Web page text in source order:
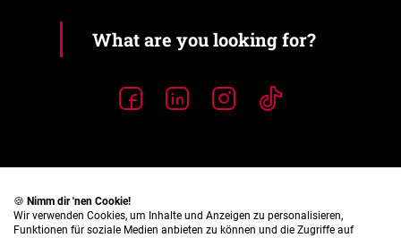
🍪 Nimm dir 'nen Cookie!
Wir verwenden Cookies, um Inhalte und Anzeigen zu personalisieren,
Funktionen für soziale Medien anbieten zu können und die Zugriffe auf